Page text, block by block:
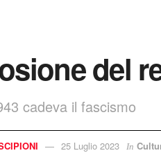
del
cadeva il fascismo
25 Luglio 2023 In